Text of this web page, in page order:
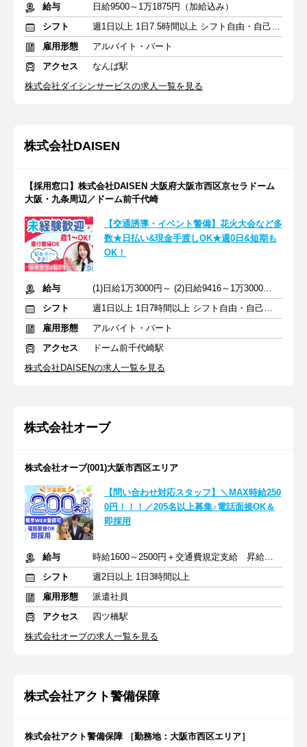
給与
日給9500～1万1875円（加給込み）
シフト
週1日以上 1日7.5時間以上 シフト自由・自己申告
雇用形態
アルバイト・パート
アクセス
なんば駅
株式会社ダイシンサービスの求人一覧を見る
株式会社DAISEN
【採用窓口】株式会社DAISEN 大阪府大阪市西区京セラドーム
大阪・九条周辺／ドーム前千代崎
【交通誘導・イベント警備】花火大会など多
数★日払い&現金手渡しOK★週0日&短期も
OK！
給与
(1)日給1万3000円～ (2)日給9416～1万3000円 +交通費全額
シフト
週1日以上 1日7時間以上 シフト自由・自己申告
雇用形態
アルバイト・パート
アクセス
ドーム前千代崎駅
株式会社DAISENの求人一覧を見る
株式会社オーブ
株式会社オーブ(001)大阪市西区エリア
【問い合わせ対応スタッフ】＼MAX時給250
0円！！！／205名以上募集♪電話面接OK＆
即採用
給与
時給1600～2500円＋交通費規定支給 昇給あり
シフト
週2日以上 1日3時間以上
雇用形態
派遣社員
アクセス
四ツ橋駅
株式会社オーブの求人一覧を見る
株式会社アクト警備保障
株式会社アクト警備保障 ［勤務地：大阪市西区エリア］